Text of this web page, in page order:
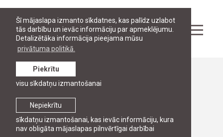
Šī mājaslapa izmanto sīkdatnes, kas palīdz uzlabot
tās darbību un ievāc informāciju par apmeklējumu.
Detalizētāka informācija pieejama mūsu
privātuma politikā.
Nepiekrītu
sīkdatņu izmantošanai, kas ievāc informāciju, kura
nav obligāta mājaslapas pilnvērtīgai darbībai
Piekrītu
visu sīkdatņu izmantošanai
Ziņas
Žurnālā "Jurista vārds" publicēts RJA
profesores Inetas Ziemeles raksts par
nekustamo īpašumu darījumiem